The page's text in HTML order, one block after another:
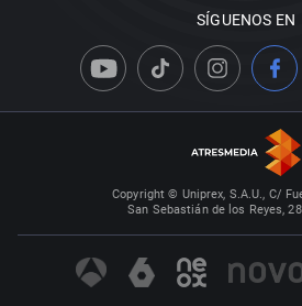
SÍGUENOS EN
Copyright © Uniprex, S.A.U., C/
San Sebastián de los Reyes,